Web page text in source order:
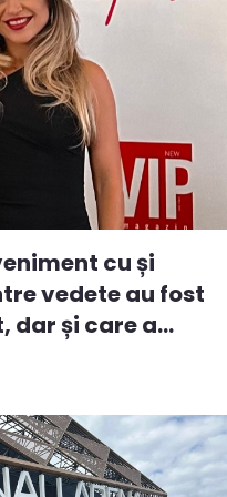
cu și
vedete au fost
dar și care a